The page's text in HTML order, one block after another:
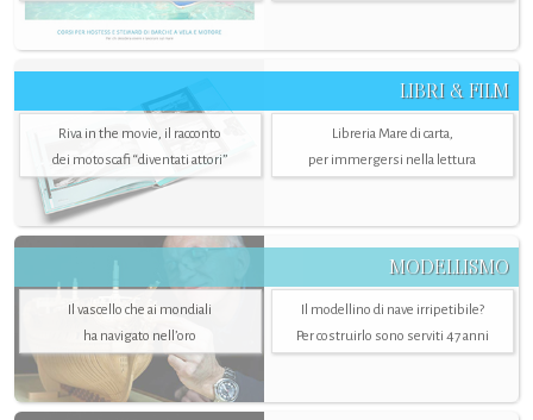
LIBRI & FILM
Riva in the movie, il racconto
dei motoscafi “diventati attori”
Libreria Mare di carta,
per immergersi nella lettura
MODELLISMO
Il vascello che ai mondiali
ha navigato nell’oro
Il modellino di nave irripetibile?
Per costruirlo sono serviti 47 anni